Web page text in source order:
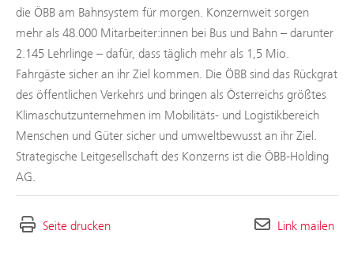
die ÖBB am Bahnsystem für morgen. Konzernweit sorgen
mehr als 48.000 Mitarbeiter:innen bei Bus und Bahn – darunter
2.145 Lehrlinge – dafür, dass täglich mehr als 1,5 Mio.
Fahrgäste sicher an ihr Ziel kommen. Die ÖBB sind das Rückgrat
des öffentlichen Verkehrs und bringen als Österreichs größtes
Klimaschutzunternehmen im Mobilitäts- und Logistikbereich
Menschen und Güter sicher und umweltbewusst an ihr Ziel.
Strategische Leitgesellschaft des Konzerns ist die ÖBB-Holding
AG.
Seite drucken Link mailen